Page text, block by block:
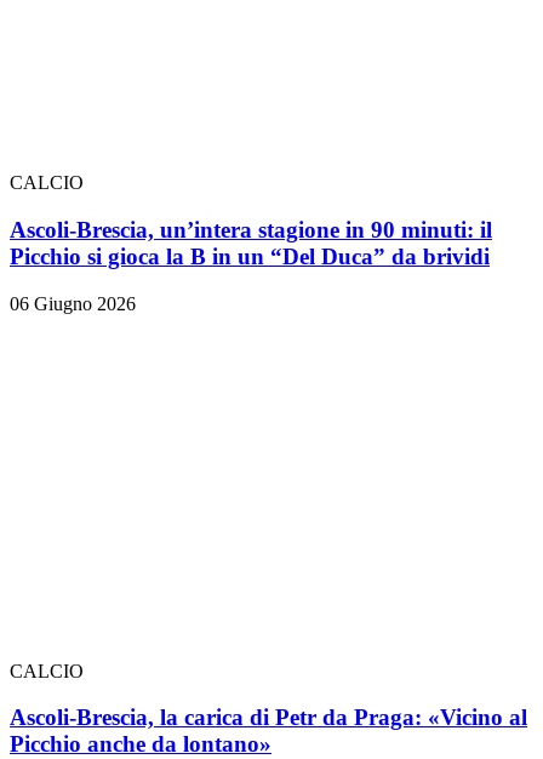
CALCIO
Ascoli-Brescia, un’intera stagione in 90 minuti: il
Picchio si gioca la B in un “Del Duca” da brividi
06 Giugno 2026
CALCIO
Ascoli-Brescia, la carica di Petr da Praga: «Vicino al
Picchio anche da lontano»